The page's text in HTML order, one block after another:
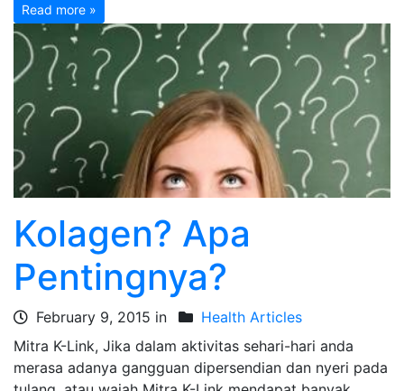
Read more »
Kolagen? Apa
Pentingnya?
February 9, 2015 in
Health Articles
Mitra K-Link, Jika dalam aktivitas sehari-hari anda
merasa adanya gangguan dipersendian dan nyeri pada